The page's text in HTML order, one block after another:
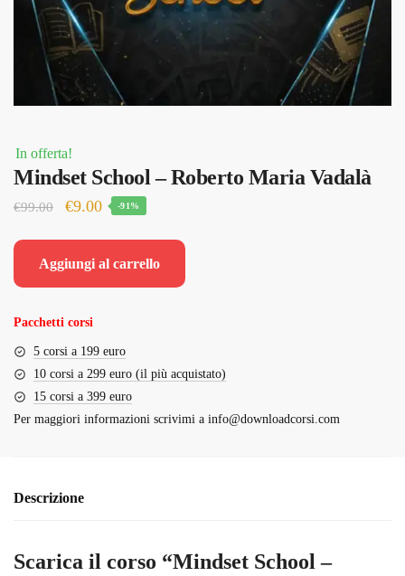
In offerta!
Mindset School – Roberto Maria Vadalà
€99.00
Il
originale
€9.00Il
attuale
-91%
Aggiungi al carrello
Pacchetti corsi
5 corsi a 199 euro
10 corsi a 299 euro (il più acquistato)
15 corsi a 399 euro
Per maggiori informazioni scrivimi a info@downloadcorsi.com
Descrizione
Scarica il corso “Mindset School –